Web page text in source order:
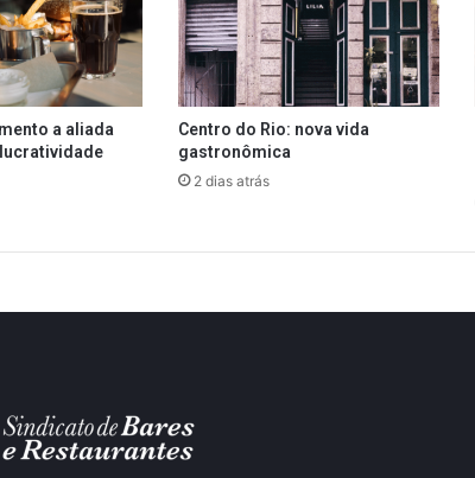
a aliada
Centro do Rio: nova vida
gastronômica
2 dias atrás